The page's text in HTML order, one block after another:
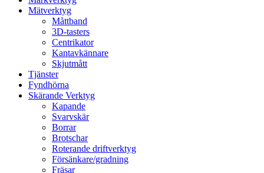
Mätverktyg
Måttband
3D-tasters
Centrikator
Kantavkännare
Skjutmått
Tjänster
Fyndhörna
Skärande Verktyg
Kapande
Svarvskär
Borrar
Brotschar
Roterande driftverktyg
Försänkare/gradning
Fräsar